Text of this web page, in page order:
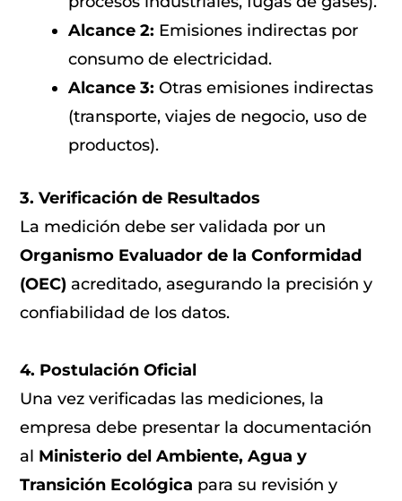
Alcance 2: Emisiones indirectas por
consumo de electricidad.
Alcance 3: Otras emisiones indirectas
(transporte, viajes de negocio, uso de
productos).
3. Verificación de Resultados
La medición debe ser validada por un
Organismo Evaluador de la Conformidad
(OEC) acreditado, asegurando la precisión y
confiabilidad de los datos.
4. Postulación Oficial
Una vez verificadas las mediciones, la
empresa debe presentar la documentación
al Ministerio del Ambiente, Agua y
Transición Ecológica para su revisión y